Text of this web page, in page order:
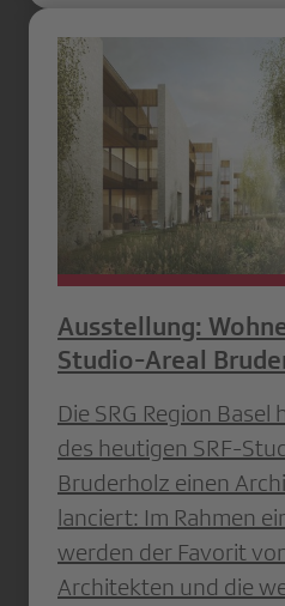
Ausstellung:
Studio-Areal
Die SRG Region
des heutigen SRF-
Bruderholz einen
lanciert: Im Rahmen
werden der Favorit
Architekten und die